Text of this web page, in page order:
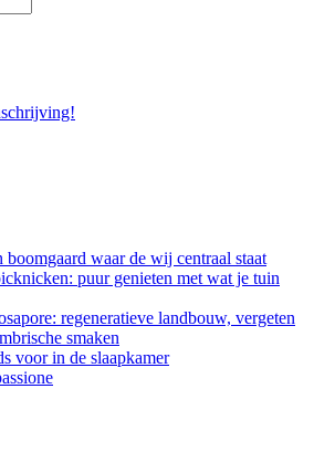
boomgaard waar de wij centraal staat
puur genieten met wat je tuin
regeneratieve landbouw, vergeten
smaken
voor in de slaapkamer